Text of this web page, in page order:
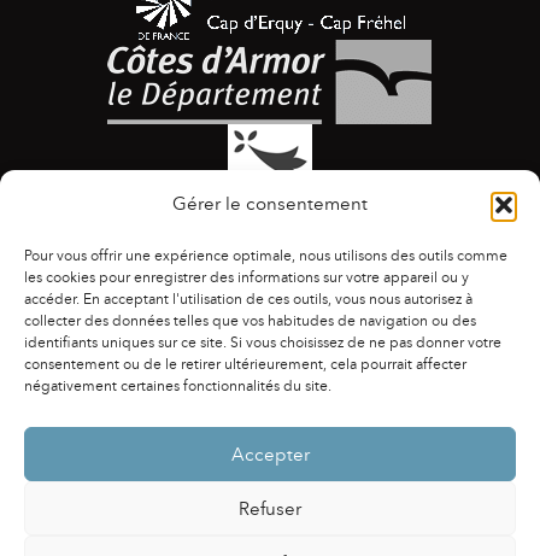
Gérer le consentement
Pour vous offrir une expérience optimale, nous utilisons des outils comme
les cookies pour enregistrer des informations sur votre appareil ou y
accéder. En acceptant l'utilisation de ces outils, vous nous autorisez à
collecter des données telles que vos habitudes de navigation ou des
identifiants uniques sur ce site. Si vous choisissez de ne pas donner votre
consentement ou de le retirer ultérieurement, cela pourrait affecter
négativement certaines fonctionnalités du site.
Accepter
Refuser
ACCESSIBILITÉ | AGENDA | ASSOCIATIONS
|
CONTACTS
PUBLICATIONS ESPACE PRESSE